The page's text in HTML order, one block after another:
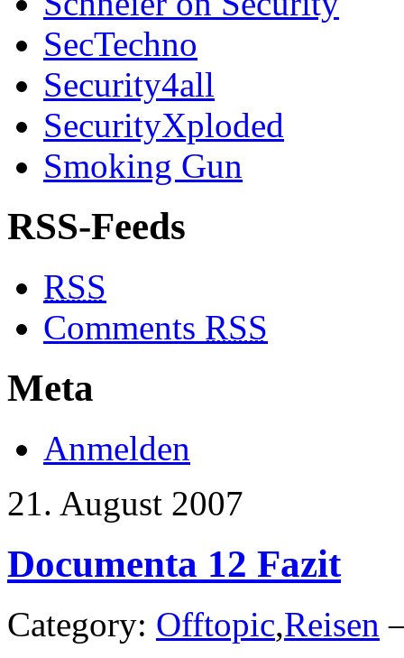
SecTechno
Security4all
SecurityXploded
Smoking Gun
RSS-Feeds
RSS
Comments RSS
Meta
Anmelden
21. August 2007
Documenta 12 Fazit
Category: Offtopic,Reisen